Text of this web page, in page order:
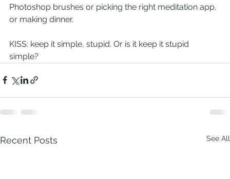
Photoshop brushes or picking the right meditation app,
or making dinner.
KISS: keep it simple, stupid. Or is it keep it stupid
simple?
Recent Posts See All